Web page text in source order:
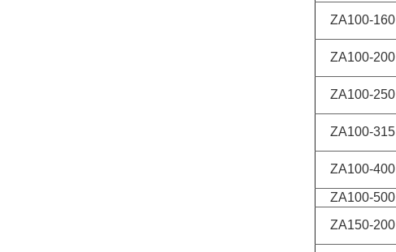
ZA100-160
ZA100-200
ZA100-250
ZA100-315
ZA100-400
ZA100-500
ZA150-200